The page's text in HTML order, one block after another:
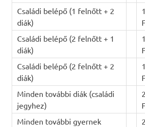
Családi belépő (1 felnőtt + 2
diák)
Családi belépő (2 felnőtt + 1
diák)
Családi belépő (2 felnőtt + 2
diák)
Minden további diák (családi
jegyhez)
Minden további gyernek